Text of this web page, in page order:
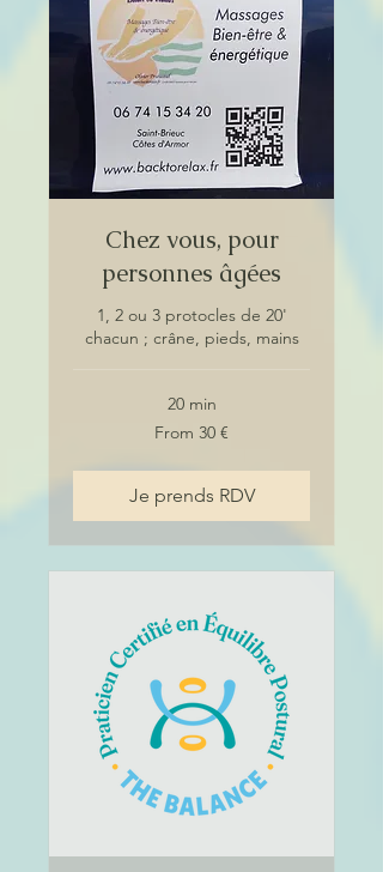
Chez vous, pour
personnes âgées
1, 2 ou 3 protocles de 20'
chacun ; crâne, pieds, mains
20 min
From 30 €
Je prends RDV